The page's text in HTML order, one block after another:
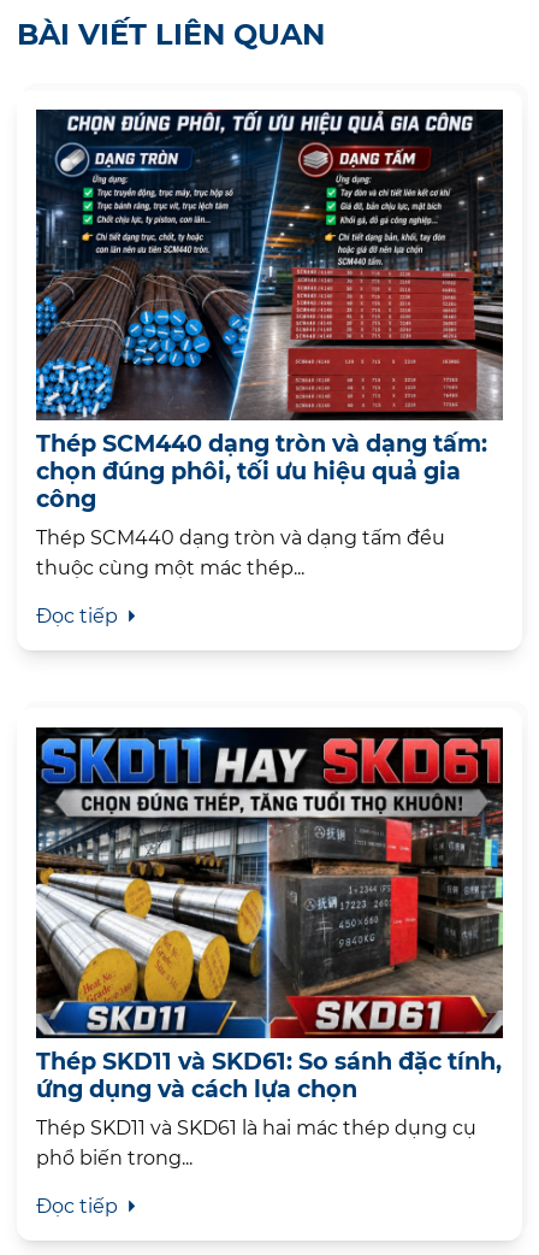
BÀI VIẾT LIÊN QUAN
Thép SCM440 dạng tròn và dạng tấm:
chọn đúng phôi, tối ưu hiệu quả gia
công
Thép SCM440 dạng tròn và dạng tấm đều
thuộc cùng một mác thép...
Đọc tiếp
Thép SKD11 và SKD61: So sánh đặc tính,
ứng dụng và cách lựa chọn
Thép SKD11 và SKD61 là hai mác thép dụng cụ
phổ biến trong...
Đọc tiếp